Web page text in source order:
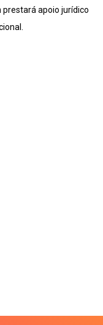
apoio jurídico